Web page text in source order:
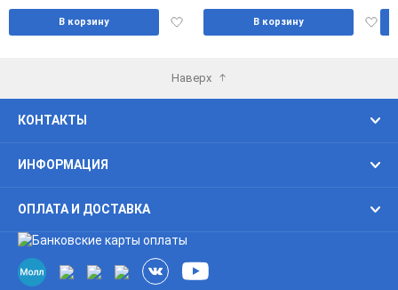
Добавить
В корзину В корзину
Наверх
КОНТАКТЫ
ИНФОРМАЦИЯ
ОПЛАТА И ДОСТАВКА